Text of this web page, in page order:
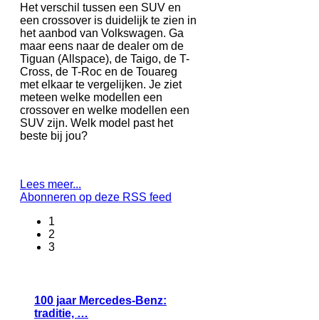
Het verschil tussen een SUV en
een crossover is duidelijk te zien in
het aanbod van Volkswagen. Ga
maar eens naar de dealer om de
Tiguan (Allspace), de Taigo, de T-
Cross, de T-Roc en de Touareg
met elkaar te vergelijken. Je ziet
meteen welke modellen een
crossover en welke modellen een
SUV zijn. Welk model past het
beste bij jou?
Lees meer...
Abonneren op deze RSS feed
1
2
3
100 jaar Mercedes-Benz:
traditie, …